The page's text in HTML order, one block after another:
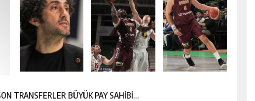
TRANSFERLER BÜYÜK PAY SAHİBİ…